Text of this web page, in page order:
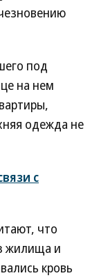
под
на нем
одежда не
с
что
жилища и
кровь